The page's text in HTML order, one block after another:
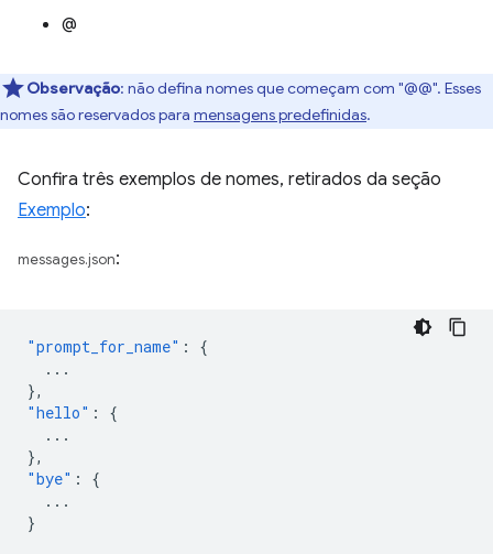
@
Observação: não defina nomes que começam com "@@". Esses
nomes são reservados para mensagens predefinidas.
Confira três exemplos de nomes, retirados da seção
Exemplo:
messages.json:
"prompt_for_name" :
{
...
},
"hello" :
{
...
},
"bye" :
{
...
}